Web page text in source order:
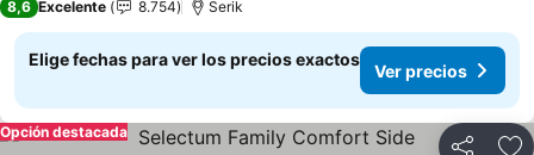
8,6 Excelente 8.754 Serik
Elige fechas para ver los precios exactos
Ver precios
Opción destacada